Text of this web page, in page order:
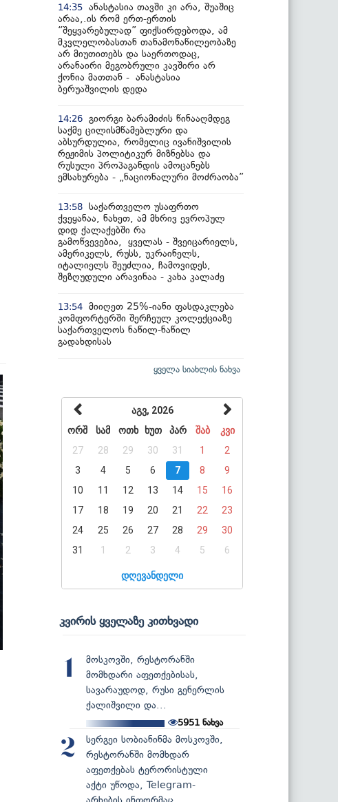
14:35 ანასტასია თავში კი არა, შუაშიც
არაა,.ის რომ ერთ-ერთის
“შეყვარებულად” ფიქსირდებოდა, ამ
მკვლელობასთან თანამონაწილეობაზე
არ მიუთითებს და საერთოდაც,
არანაირი მეგობრული კავშირი არ
ქონია მათთან - ანასტასია
ბერუაშვილის დედა
14:26 გიორგი ბარამიძის წინააღმდეგ
საქმე ცილისმწამებლური და
აბსურდულია, რომელიც ივანიშვილის
რეჟიმის პოლიტიკურ მიზნებსა და
რუსული პროპაგანდის ამოცანებს
ემსახურება - „ნაციონალური მოძრაობა”
13:58 საქართველო უსაფრთო
ქვეყანაა, ნახეთ, ამ მხრივ ევროპულ
დიდ ქალაქებში რა
გამოწვევებია, ყველას - შვეიცარიელს,
ამერიკელს, რუსს, უკრაინელს,
იტალიელს შეუძლია, ჩამოვიდეს,
შეზღუდული არავინაა - კახა კალაძე
13:54 მიიღეთ 25%-იანი ფასდაკლება
კომფორტერში შერჩეულ კოლექციაზე
საქართველოს ნაწილ-ნაწილ
გადახდისას
ყველა სიახლის ნახვა
აგვ, 2026
ორშ
სამ ოთხ ხუთ პარ შაბ
კვი
27
28 29 30 31 1
2
3
4 5 6 7 8
9
10
11 12 13 14 15
16
17
18 19 20 21 22
23
24
25 26 27 28 29
30
31
1 2 3 4 5 6
დღევანდელი
კვირის ყველაზე კითხვადი
1
მოსკოვში, რესტორანში
მომხდარი აფეთქებისას,
სავარაუდოდ, რუსი გენერლის
ქალიშვილი და...
5951 ნახვა
2
სერგეი სობიანინმა მოსკოვში,
რესტორანში მომხდარ
აფეთქებას ტერორისტული
აქტი უწოდა, Telegram-